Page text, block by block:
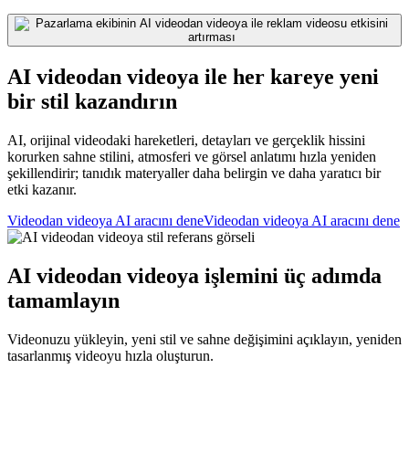
AI videodan videoya ile her kareye yeni
bir stil kazandırın
AI, orijinal videodaki hareketleri, detayları ve gerçeklik hissini
korurken sahne stilini, atmosferi ve görsel anlatımı hızla yeniden
şekillendirir; tanıdık materyaller daha belirgin ve daha yaratıcı bir
etki kazanır.
Videodan videoya AI aracını deneVideodan videoya AI aracını dene
AI videodan videoya işlemini üç adımda
tamamlayın
Videonuzu yükleyin, yeni stil ve sahne değişimini açıklayın, yeniden
tasarlanmış videoyu hızla oluşturun.